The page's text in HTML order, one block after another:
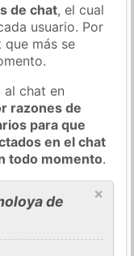
de chat, el cual
usuario. Por
más se
chat en
razones de
para que
en el chat
todo momento.
×
de